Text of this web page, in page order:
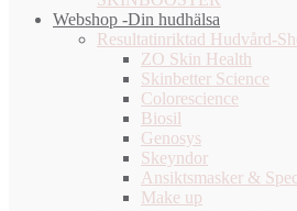
Webshop -Din hudhälsa
Resultatinriktad Hudvård-
ZO Skin Health
Skinbetter Science
Colorescience
Biosil
Genosys
Skeyndor
Ansiktsmasker &
Make up